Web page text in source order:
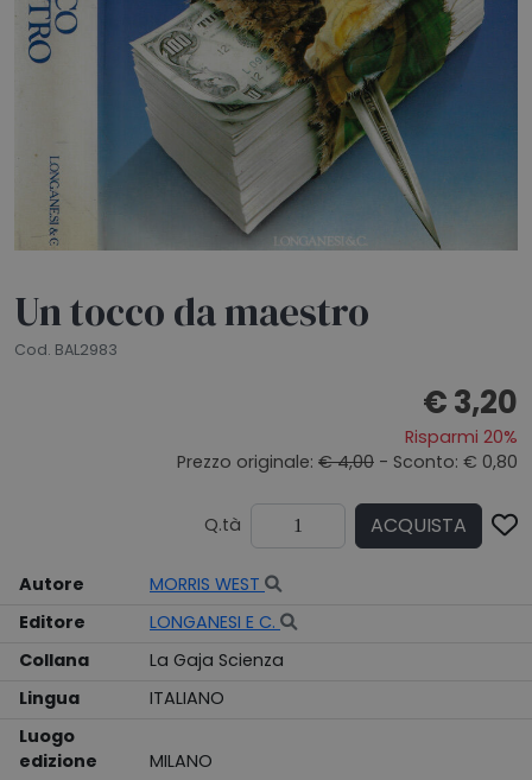
BLOG
OUTLET
NEWSLETTER
Un tocco da maestro
Cod. BAL2983
€ 3,20
Risparmi 20%
Prezzo originale: € 4,00 - Sconto: € 0,80
Q.tà ACQUISTA
Autore
MORRIS WEST
Editore
LONGANESI E C.
Collana
La Gaja Scienza
Lingua
ITALIANO
Luogo
edizione
MILANO